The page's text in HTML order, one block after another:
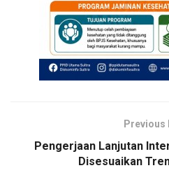
Previous
Pengerjaan Lanjutan
Disesuaikan